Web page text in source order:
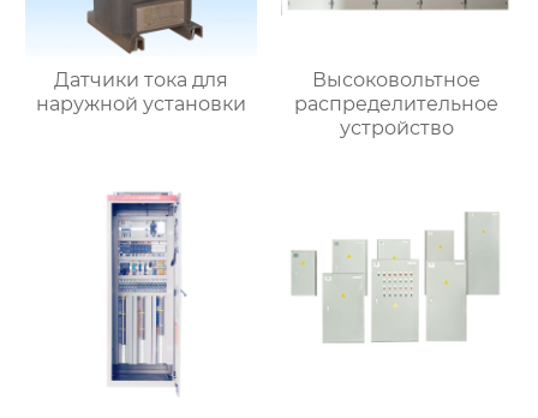
Датчики тока для
наружной установки
Высоковольтное
распределительное
устройство